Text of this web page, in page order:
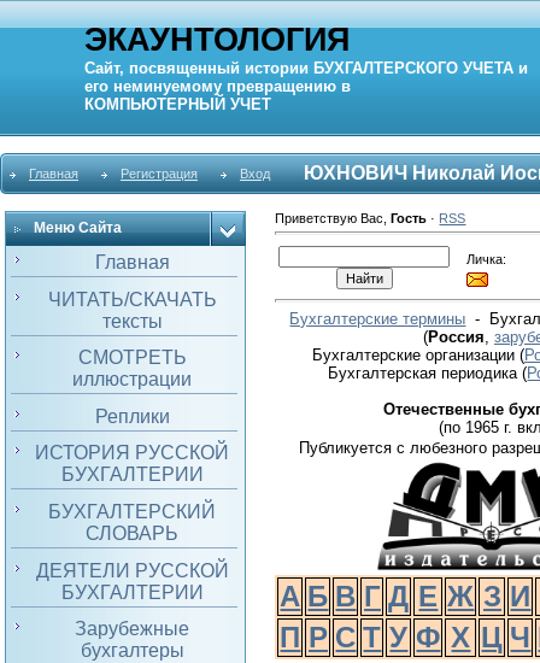
ЭКАУНТОЛОГИЯ
Сайт, посвященный истории БУХГАЛТЕРСКОГО УЧЕТА и
его неминуемому превращению в
КОМПЬЮТЕРНЫЙ УЧЕТ
Главная Регистрация Вход ЮХНОВИЧ Николай
Меню Сайта
Главная
ЧИТАТЬ/СКАЧАТЬ
тексты
СМОТРЕТЬ
иллюстрации
Реплики
ИСТОРИЯ РУССКОЙ
БУХГАЛТЕРИИ
БУХГАЛТЕРСКИЙ
СЛОВАРЬ
ДЕЯТЕЛИ РУССКОЙ
БУХГАЛТЕРИИ
Зарубежные
бухгалтеры
Приветствую Вас ,Гость · RSS
Личка:
Бухгалтерские термины -
(Россия
Бухгалтерские организации (
Бухгалтерская периодика(
Отечественные
(по 1965 г.
Публикуется с любезного
А Б В Г Д Е Ж З И
П Р С Т У Ф Х Ц Ч